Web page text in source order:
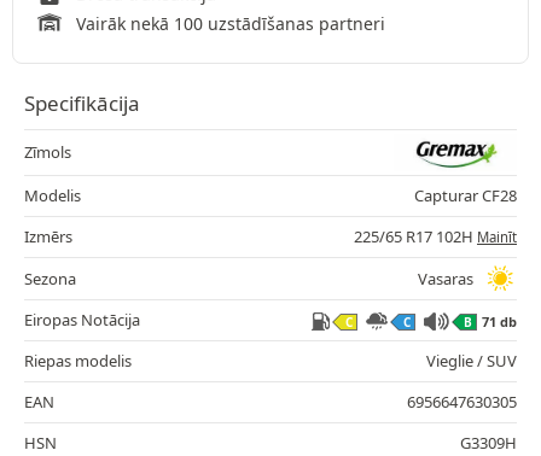
Vairāk nekā 100 uzstādīšanas partneri
Specifikācija
Zīmols
Modelis
Capturar CF28
Izmērs
225/65 R17 102H Mainīt
Sezona
Vasaras
Eiropas Notācija
C C B 71 db
Riepas modelis
Vieglie / SUV
EAN
6956647630305
HSN
G3309H